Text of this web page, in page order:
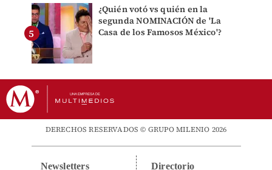
¿Quién votó vs quién en la
segunda NOMINACIÓN de 'La
Casa de los Famosos México'?
DERECHOS RESERVADOS © GRUPO MILENIO 2026
Newsletters Directorio